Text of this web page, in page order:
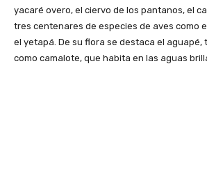
yacaré overo, el ciervo de los pantanos, el
tres centenares de especies de aves como
el yetapá. De su flora se destaca el aguapé,
como camalote, que habita en las aguas